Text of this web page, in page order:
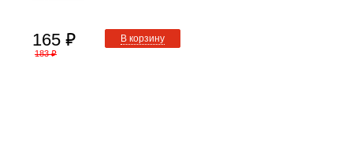
183 ⃏
165 ⃏ В корзину